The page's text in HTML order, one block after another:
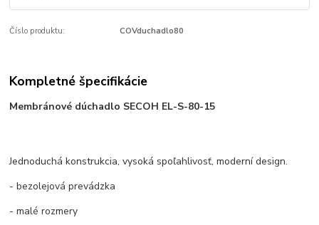
Číslo produktu: COVduchadlo80
Kompletné špecifikácie
Membránové dúchadlo SECOH EL-S-80-15
Jednoduchá konstrukcia, vysoká spoľahlivosť, moderní design.
- bezolejová prevádzka
- malé rozmery